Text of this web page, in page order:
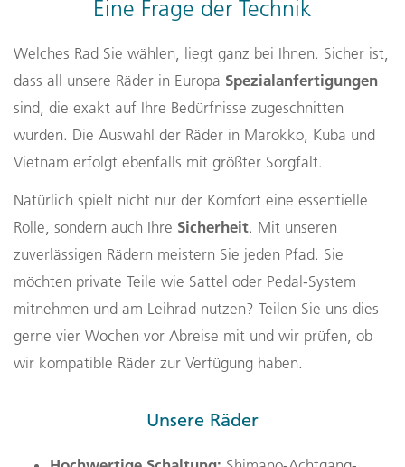
Eine Frage der Technik
Welches Rad Sie wählen, liegt ganz bei Ihnen. Sicher ist,
dass all unsere Räder in Europa Spezialanfertigungen
sind, die exakt auf Ihre Bedürfnisse zugeschnitten
wurden. Die Auswahl der Räder in Marokko, Kuba und
Vietnam erfolgt ebenfalls mit größter Sorgfalt.
Natürlich spielt nicht nur der Komfort eine essentielle
Rolle, sondern auch Ihre Sicherheit. Mit unseren
zuverlässigen Rädern meistern Sie jeden Pfad. Sie
möchten private Teile wie Sattel oder Pedal-System
mitnehmen und am Leihrad nutzen? Teilen Sie uns dies
gerne vier Wochen vor Abreise mit und wir prüfen, ob
wir kompatible Räder zur Verfügung haben.
Unsere Räder